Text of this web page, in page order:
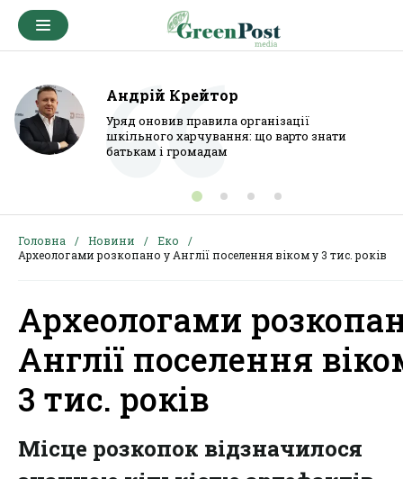
Андрій Крейтор
Уряд оновив правила організації
шкільного харчування: що варто знати
батькам і громадам
Головна Новини
Еко
Археологами розкопано у Англії поселення віком у 3 тис. років
Археологами
Англії поселення
3 тис. років
Місце розкопок відзначилося